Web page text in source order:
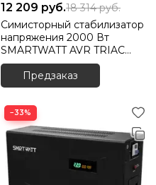
12 209 руб.18 314руб.
Симисторный стабилизатор
напряжения 2000 Вт
SMARTWATT AVR TRIAC
2000TW
Предзаказ
−33%